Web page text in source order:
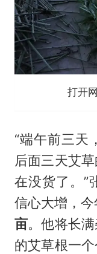
打开
“端午前三天
后面三天艾
在没货了。”
信心大增，
亩。他将长
的艾草根一